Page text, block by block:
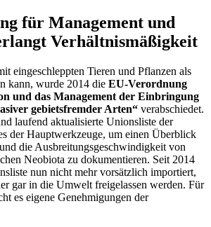
für Management und
Verhältnismäßigkeit
eingeschleppten Tieren und Pflanzen als
kann, wurde 2014 die EU-Verordnung
und das Management der Einbringung
gebietsfremder Arten“ verabschiedet.
laufend aktualisierte Unionsliste der
der Hauptwerkzeuge, um einen Überblick
die Ausbreitungsgeschwindigkeit von
Neobiota zu dokumentieren. Seit 2014
nun nicht mehr vorsätzlich importiert,
gar in die Umwelt freigelassen werden. Für
es eigene Genehmigungen der